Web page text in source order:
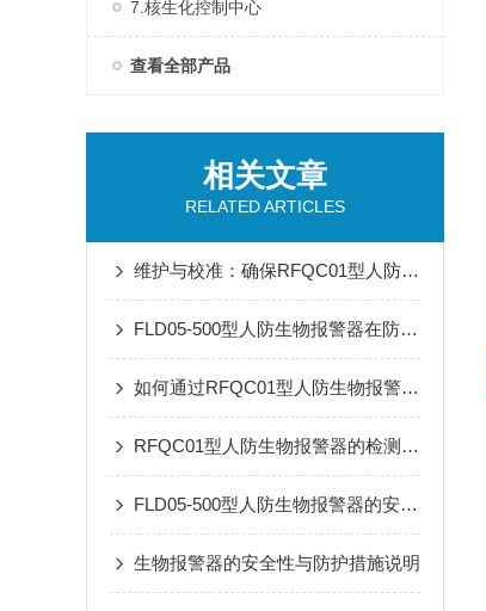
7.核生化控制中心
查看全部产品
相关文章
RELATED ARTICLES
维护与校准：确保RFQC01型人防生物报警器长期有效
FLD05-500型人防生物报警器在防护中的关键作用
如何通过RFQC01型人防生物报警器提高应急防护能力？
RFQC01型人防生物报警器的检测精度与环境适应性分析
FLD05-500型人防生物报警器的安装与维护指南
生物报警器的安全性与防护措施说明